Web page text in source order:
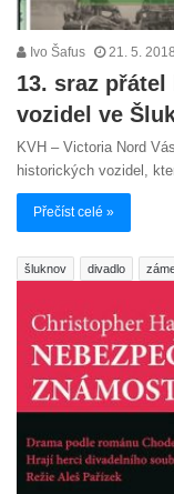
Ivo Šafus 21. 5. 2018
13. sraz
vozidel ve
KVH – Victoria Nord
historických vozidel,
Přečíst celé »
šluknov divadlo